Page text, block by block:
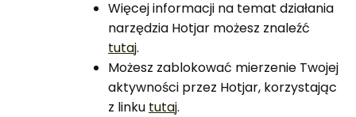
Więcej informacji na temat działania
narzędzia Hotjar możesz znaleźć
tutaj.
Możesz zablokować mierzenie Twojej
aktywności przez Hotjar, korzystając
z linku tutaj.